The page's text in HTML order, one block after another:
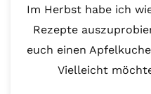
Im Herbst habe ich
Rezepte
euch einen
Vielleicht